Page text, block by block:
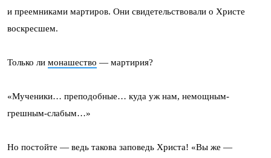
и преемниками мартиров. Они свидетельствовали о Христе
воскресшем.
Только ли монашество — мартирия?
«Мученики… преподобные… куда уж нам, немощным-
грешным-слабым…»
Но постойте — ведь такова заповедь Христа! «Вы же —